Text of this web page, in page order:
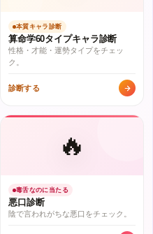
本質キャラ診断
算命学60タイプキャラ診断
性格・才能・運勢タイプをチェッ
ク。
診断する
🔥
毒舌なのに当たる
悪口診断
陰で言われがちな悪口をチェック。